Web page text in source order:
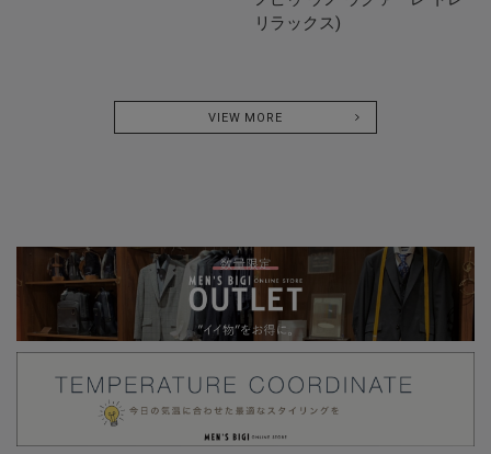
リラックス)
VIEW MORE